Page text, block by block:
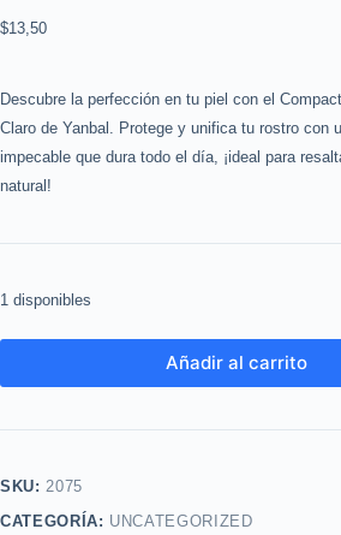
$13,50
Descubre la perfección en tu piel con el
Claro de Yanbal. Protege y unifica tu rostro con
impecable que dura todo el día, ¡ideal para
natural!
1 disponibles
Añadir al carrito
SKU: 2075
CATEGORÍA: UNCATEGORIZED